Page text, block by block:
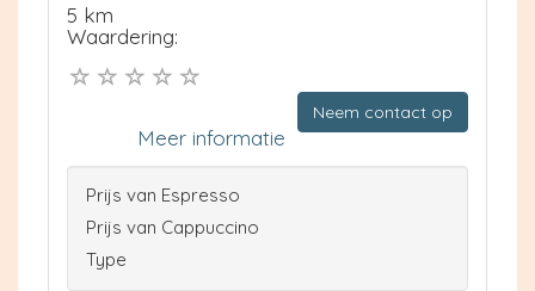
5 km
Waardering:
Neem contact op
Meer informatie
Prijs van Espresso
Prijs van Cappuccino
Type